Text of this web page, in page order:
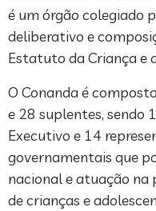
é um órgão colegiado
deliberativo e
Estatuto da Criança e
O Conanda é
e 28 suplentes, sendo
Executivo e 14
governamentais que
nacional e atuação na
de crianças e